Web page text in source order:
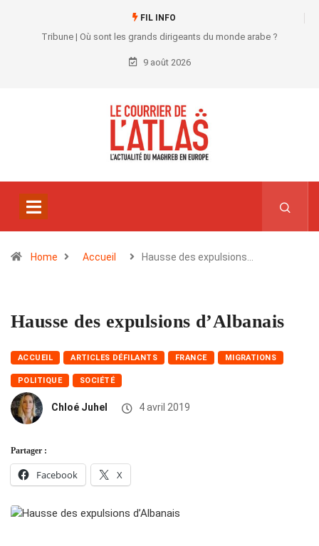
FIL INFO
Tribune | Où sont les grands dirigeants du monde arabe ?
9 août 2026
Home Accueil Hausse des expulsions…
Hausse des expulsions d’Albanais
ACCUEIL ARTICLES DÉFILANTS FRANCE MIGRATIONS
POLITIQUE SOCIÉTÉ
Chloé Juhel 4 avril 2019
Partager :
Facebook X